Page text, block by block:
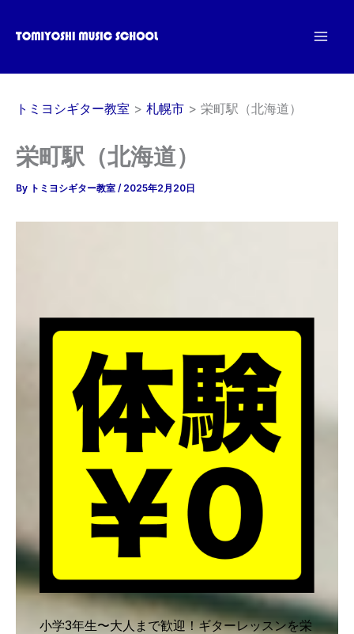
ス
トミヨシギター教室 札幌市 栄町駅（北海道）
栄町駅（北海道）
By トミヨシギター教室 / 2025年2月20日
小学3年生〜大人まで歓迎！ギターレッスンを栄